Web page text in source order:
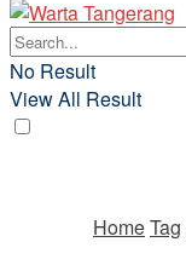
No Result
View All Result
HomeTag